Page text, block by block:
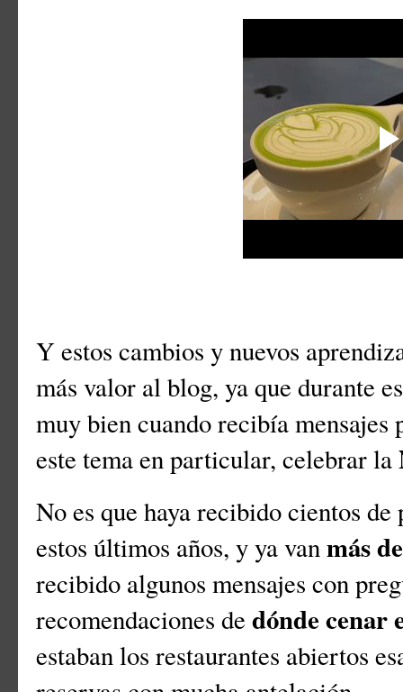
Y estos cambios y nuevos
más valor al blog, ya que durante
muy bien cuando recibía mensajes
este tema en particular, celebrar la
No es que haya recibido cientos de
estos últimos años, y ya vanmás
recibido algunos mensajes con
recomendaciones de dónde cenar
estaban los restaurantes abiertos